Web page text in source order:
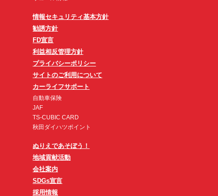
情報セキュリティ基本方針
勧誘方針
FD宣言
利益相反管理方針
プライバシーポリシー
サイトのご利用について
カーライフサポート
自動車保険
JAF
TS-CUBIC CARD
秋田ダイハツポイント
ぬりえであそぼう！
地域貢献活動
会社案内
SDGs宣言
採用情報